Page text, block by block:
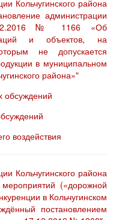
Кольчугинского района
администрации
№ 1166 «Об
и объектов, на
не допускается
в муниципальном
района»"
обсуждений
воздействия
Кольчугинского района
(«дорожной
в Кольчугинском
постановлением